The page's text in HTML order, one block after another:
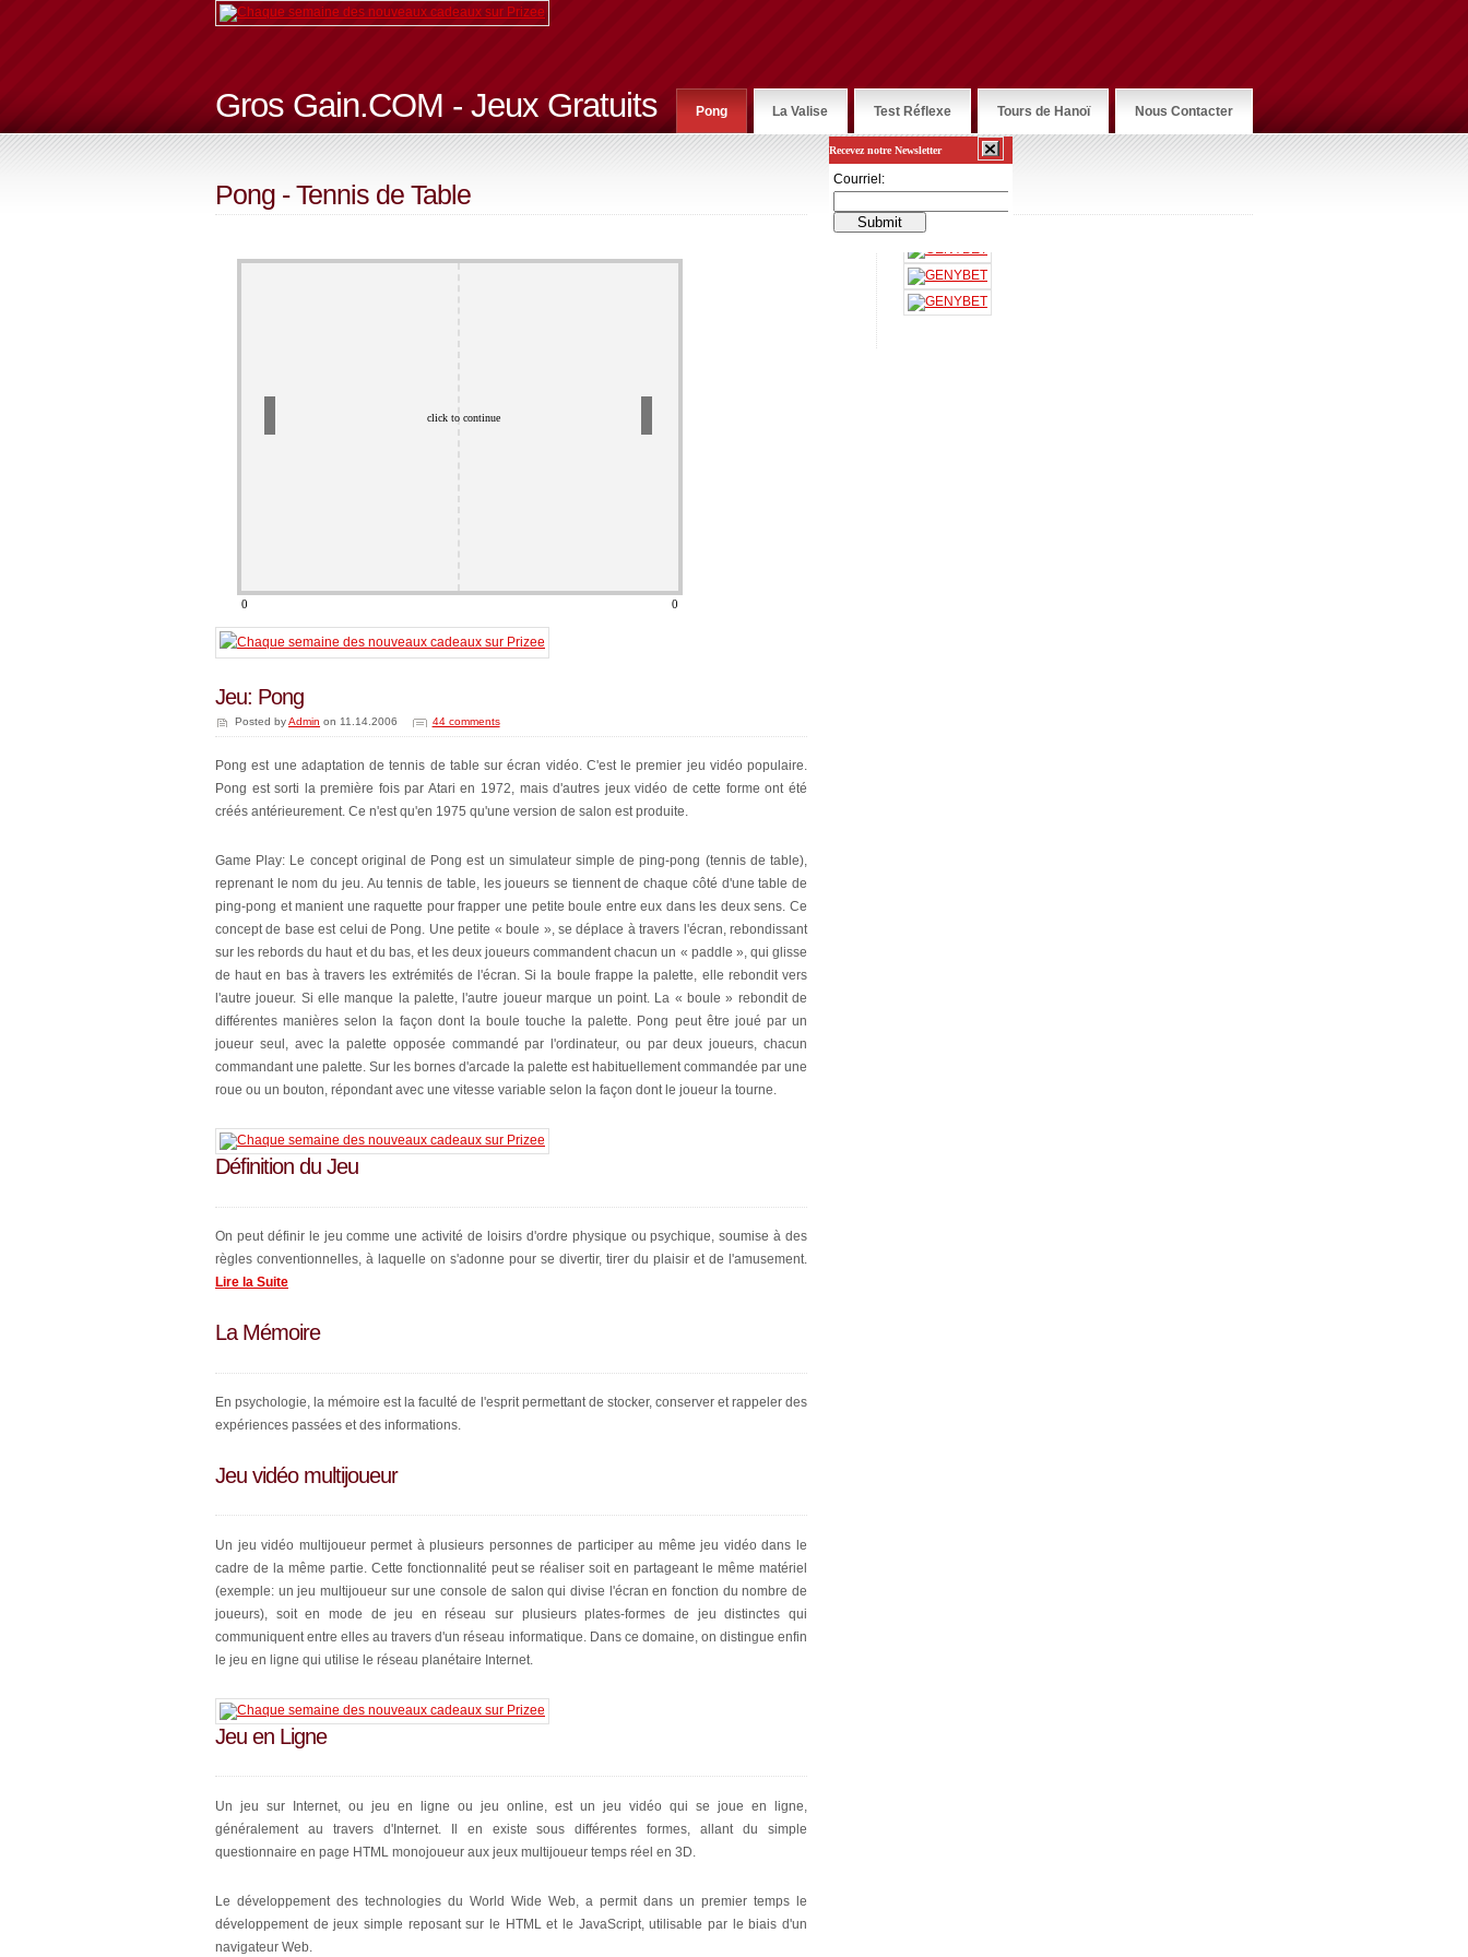
Gros Gain.COM - Jeux Gratuits Pong La Valise Test Réflexe Tours de Hanoï Nous Contacter
Pong - Tennis de Table
Jeu: Pong
Posted byAdmin on 11.14.2006 44 comments
Pong est une adaptation de tennis de table sur écran vidéo. C'est le premier jeu vidéo populaire.
Pong est sorti la première fois par Atari en 1972, mais d'autres jeux vidéo de cette forme ont été
créés antérieurement. Ce n'est qu'en 1975 qu'une version de salon est produite.
Game Play: Le concept original de Pong est un simulateur simple de ping-pong (tennis de table),
reprenant le nom du jeu. Au tennis de table, les joueurs se tiennent de chaque côté d'une table de
ping-pong et manient une raquette pour frapper une petite boule entre eux dans les deux sens. Ce
concept de base est celui de Pong. Une petite « boule », se déplace à travers l'écran, rebondissant
sur les rebords du haut et du bas, et les deux joueurs commandent chacun un « paddle », qui glisse
de haut en bas à travers les extrémités de l'écran. Si la boule frappe la palette, elle rebondit vers
l'autre joueur. Si elle manque la palette, l'autre joueur marque un point. La « boule » rebondit de
différentes manières selon la façon dont la boule touche la palette. Pong peut être joué par un
joueur seul, avec la palette opposée commandé par l'ordinateur, ou par deux joueurs, chacun
commandant une palette. Sur les bornes d'arcade la palette est habituellement commandée par une
roue ou un bouton, répondant avec une vitesse variable selon la façon dont le joueur la tourne.
Définition du Jeu
On peut définir le jeu comme une activité de loisirs d'ordre physique ou psychique, soumise à des
règles conventionnelles, à laquelle on s'adonne pour se divertir, tirer du plaisir et de l'amusement.
Lire la Suite
La Mémoire
En psychologie, la mémoire est la faculté de l'esprit permettant de stocker, conserver et rappeler des
expériences passées et des informations.
Jeu vidéo multijoueur
Un jeu vidéo multijoueur permet à plusieurs personnes de participer au même jeu vidéo dans le
cadre de la même partie. Cette fonctionnalité peut se réaliser soit en partageant le même matériel
(exemple: un jeu multijoueur sur une console de salon qui divise l'écran en fonction du nombre de
joueurs), soit en mode de jeu en réseau sur plusieurs plates-formes de jeu distinctes qui
communiquent entre elles au travers d'un réseau informatique. Dans ce domaine, on distingue enfin
le jeu en ligne qui utilise le réseau planétaire Internet.
Jeu en Ligne
Un jeu sur Internet, ou jeu en ligne ou jeu online, est un jeu vidéo qui se joue en ligne,
généralement au travers d'Internet. Il en existe sous différentes formes, allant du simple
questionnaire en page HTML monojoueur aux jeux multijoueur temps réel en 3D.
Le développement des technologies du World Wide Web, a permit dans un premier temps le
développement de jeux simple reposant sur le HTML et le JavaScript, utilisable par le biais d'un
navigateur Web.
Recevez notre Newsletter